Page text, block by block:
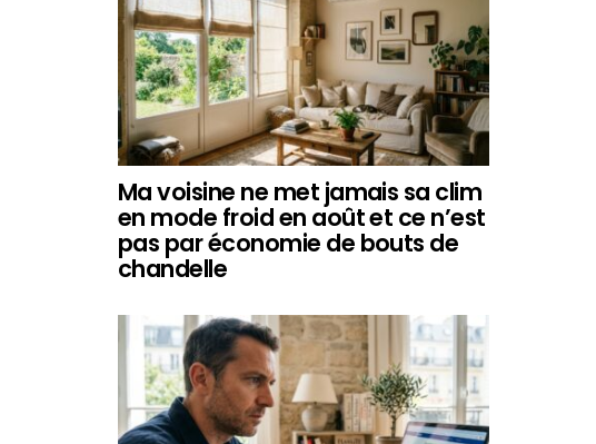
Ma voisine ne met jamais sa clim
en mode froid en août et ce n’est
pas par économie de bouts de
chandelle